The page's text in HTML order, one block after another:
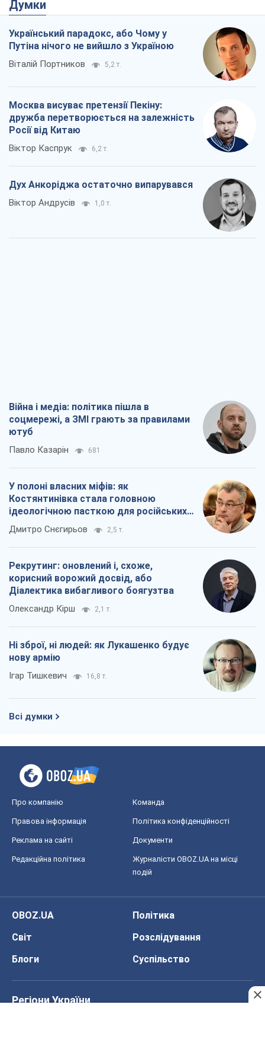
Думки
Український парадокс, або Чому у
Путіна нічого не вийшло з Україною
Віталій Портников 5,2 т.
Москва висуває претензії Пекіну:
дружба перетворюється на залежність
Росії від Китаю
Віктор Каспрук 6,2 т.
Дух Анкоріджа остаточно випарувався
Віктор Андрусів 1,0 т.
Війна і медіа: політика пішла в
соцмережі, а ЗМІ грають за правилами
ютуб
Павло Казарін 681
У полоні власних міфів: як
Костянтинівка стала головною
ідеологічною пасткою для російських
окупантів
Дмитро Снєгирьов 2,5 т.
Рекрутинг: оновлений і, схоже,
корисний ворожий досвід, або
Діалектика вибагливого боягузтва
Олександр Кірш 2,1 т.
Ні зброї, ні людей: як Лукашенко будує
нову армію
Ігар Тишкевич 16,8 т.
Всі думки
Про компанію Команда
Правова інформація Політика конфіденційності
Реклама на сайті Документи
Редакційна політика
Журналісти OBOZ.UA на місці
подій
OBOZ.UA
Політика
Світ
Розслідування
Блоги
Суспільство
Регіони України